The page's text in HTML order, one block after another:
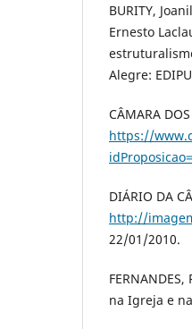
BURITY,
Ernesto
Alegre:
CÂMARA
https://
DIÁRIO DA
http://
22/01/2010.
na Igreja e